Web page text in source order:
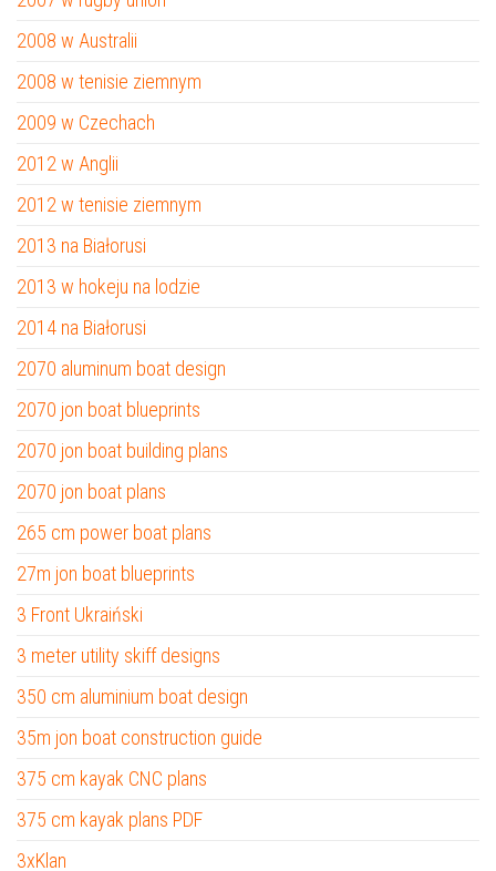
2008 w Australii
2008 w tenisie ziemnym
2009 w Czechach
2012 w Anglii
2012 w tenisie ziemnym
2013 na Białorusi
2013 w hokeju na lodzie
2014 na Białorusi
2070 aluminum boat design
2070 jon boat blueprints
2070 jon boat building plans
2070 jon boat plans
265 cm power boat plans
27m jon boat blueprints
3 Front Ukraiński
3 meter utility skiff designs
350 cm aluminium boat design
35m jon boat construction guide
375 cm kayak CNC plans
375 cm kayak plans PDF
3xKlan